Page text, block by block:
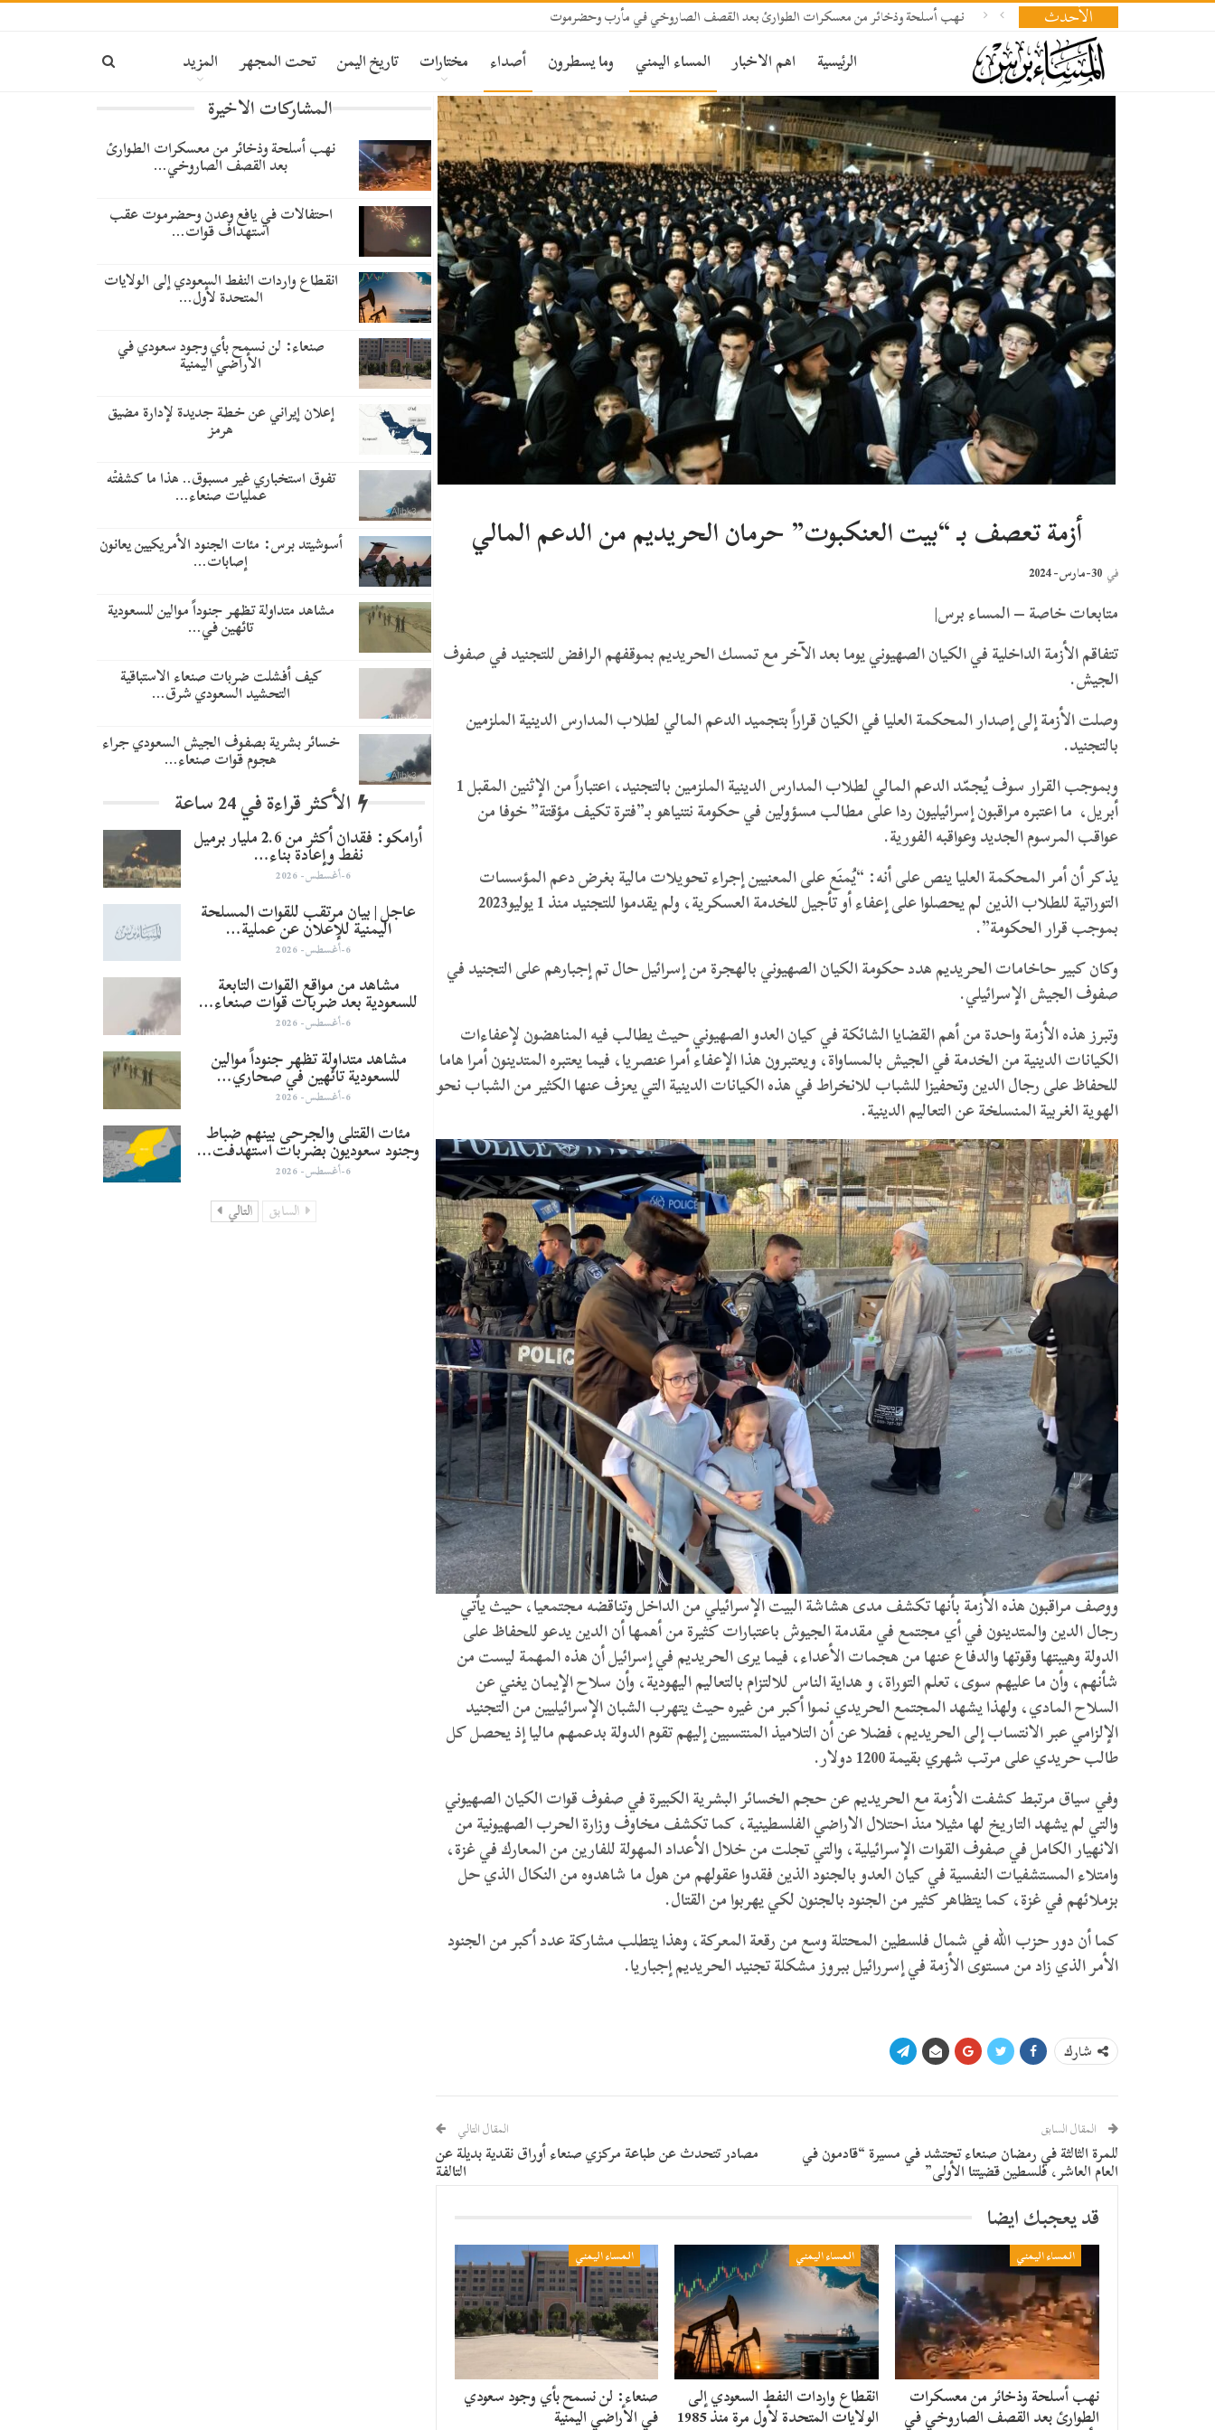
الأحدث نهب أسلحة وذخائر من معسكرات الطوارئ بعد القصف الصاروخي في مأرب وحضرموت
الرئيسية اهم الاخبار المساء اليمني وما يسطرون أصداء مختارات تاريخ اليمن تحت المجهر المزيد
أزمة تعصف بـ “بيت العنكبوت” حرمان الحريديم من الدعم المالي
في 30-مارس- 2024
متابعات خاصة – المساء برس|
تتفاقم الأزمة الداخلية في الكيان الصهيوني يوما بعد الآخر مع تمسك الحريديم بموقفهم الرافض للتجنيد في صفوف
الجيش.
وصلت الأزمة إلى إصدار المحكمة العليا في الكيان قراراً بتجميد الدعم المالي لطلاب المدارس الدينية الملزمين
بالتجنيد.
وبموجب القرار سوف يُجمّد الدعم المالي لطلاب المدارس الدينية الملزمين بالتجنيد، اعتباراً من الإثنين المقبل 1
أبريل، ما اعتبره مراقبون إسرائيليون ردا على مطالب مسؤولين في حكومة نتنياهو بـ”فترة تكيف مؤقتة” خوفا من
عواقب المرسوم الجديد وعواقبه الفورية.
يذكر أن أمر المحكمة العليا ينص على أنه: “يُمنَع على المعنيين إجراء تحويلات مالية بغرض دعم المؤسسات
التوراتية للطلاب الذين لم يحصلوا على إعفاء أو تأجيل للخدمة العسكرية، ولم يقدموا للتجنيد منذ 1 يوليو2023
بموجب قرار الحكومة”.
وكان كبير حاخامات الحريديم هدد حكومة الكيان الصهيوني بالهجرة من إسرائيل حال تم إجبارهم على التجنيد في
صفوف الجيش الإسرائيلي.
وتبرز هذه الأزمة واحدة من أهم القضايا الشائكة في كيان العدو الصهيوني حيث يطالب فيه المناهضون لإعفاءات
الكيانات الدينية من الخدمة في الجيش بالمساواة، ويعتبرون هذا الإعفاء أمرا عنصريا، فيما يعتبره المتدينون أمرا هاما
للحفاظ على رجال الدين وتحفيزا للشباب للانخراط في هذه الكيانات الدينية التي يعزف عنها الكثير من الشباب نحو
الهوية الغربية المنسلخة عن التعاليم الدينية.
ووصف مراقبون هذه الأزمة بأنها تكشف مدى هشاشة البيت الإسرائيلي من الداخل وتناقضه مجتمعيا، حيث يأتي
رجال الدين والمتدينون في أي مجتمع في مقدمة الجيوش باعتبارات كثيرة من أهمها أن الدين يدعو للحفاظ على
الدولة وهيبتها وقوتها والدفاع عنها من هجمات الأعداء، فيما يرى الحريديم في إسرائيل أن هذه المهمة ليست من
شأنهم، وأن ما عليهم سوى، تعلم التوراة، و هداية الناس للالتزام بالتعاليم اليهودية، وأن سلاح الإيمان يغني عن
السلاح المادي، ولهذا يشهد المجتمع الحريدي نموا أكبر من غيره حيث يتهرب الشبان الإسرائيليين من التجنيد
الإلزامي عبر الانتساب إلى الحريديم، فضلا عن أن التلاميذ المنتسبين إليهم تقوم الدولة بدعمهم ماليا إذ يحصل كل
طالب حريدي على مرتب شهري بقيمة 1200 دولار.
وفي سياق مرتبط كشفت الأزمة مع الحريديم عن حجم الخسائر البشرية الكبيرة في صفوف قوات الكيان الصهيوني
والتي لم يشهد التاريخ لها مثيلا منذ احتلال الاراضي الفلسطينية، كما تكشف مخاوف وزارة الحرب الصهيونية من
الانهيار الكامل في صفوف القوات الإسرائيلية، والتي تجلت من خلال الأعداد المهولة للفارين من المعارك في غزة،
وامتلاء المستشفيات النفسية في كيان العدو بالجنود الذين فقدوا عقولهم من هول ما شاهدوه من النكال الذي حل
بزملائهم في غزة، كما يتظاهر كثير من الجنود بالجنون لكي يهربوا من القتال.
كما أن دور حزب الله في شمال فلسطين المحتلة وسع من رقعة المعركة، وهذا يتطلب مشاركة عدد أكبر من الجنود
الأمر الذي زاد من مستوى الأزمة في إسررائيل ببروز مشكلة تجنيد الحريديم إجباريا.
شارك
المقال السابق
للمرة الثالثة في رمضان صنعاء تحتشد في مسيرة “قادمون في
العام العاشر، فلسطين قضيتنا الأولى”
المقال التالي
مصادر تتحدث عن طباعة مركزي صنعاء أوراق نقدية بديلة عن
التالفة
قد يعجبك ايضا
المساء اليمني
نهب أسلحة وذخائر من معسكرات
الطوارئ بعد القصف الصاروخي في
المساء اليمني
انقطاع واردات النفط السعودي إلى
الولايات المتحدة لأول مرة منذ 1985
المساء اليمني
صنعاء: لن نسمح بأي وجود سعودي
في الأراضي اليمنية
المشاركات الاخيرة
نهب أسلحة وذخائر من معسكرات الطوارئ
بعد القصف الصاروخي…
احتفالات في يافع وعدن وحضرموت عقب
استهداف قوات…
انقطاع واردات النفط السعودي إلى الولايات
المتحدة لأول…
صنعاء: لن نسمح بأي وجود سعودي في
الأراضي اليمنية
إعلان إيراني عن خطة جديدة لإدارة مضيق
هرمز
تفوق استخباري غير مسبوق.. هذا ما كشفتْه
عمليات صنعاء…
أسوشيتد برس: مئات الجنود الأمريكيين يعانون
إصابات…
مشاهد متداولة تظهر جنوداً موالين للسعودية
تائهين في…
​كيف أفشلت ضربات صنعاء الاستباقية
التحشيد السعودي شرق…
خسائر بشرية بصفوف الجيش السعودي جراء
هجوم قوات صنعاء…
الأكثر قراءة في 24 ساعة
أرامكو: فقدان أكثر من 2.6 مليار برميل
نفط وإعادة بناء…
6-أغسطس- 2026
عاجل | بيان مرتقب للقوات المسلحة
اليمنية للإعلان عن عملية…
6-أغسطس- 2026
مشاهد من مواقع القوات التابعة
للسعودية بعد ضربات قوات صنعاء…
6-أغسطس- 2026
مشاهد متداولة تظهر جنوداً موالين
للسعودية تائهين في صحاري…
6-أغسطس- 2026
مئات القتلى والجرحى بينهم ضباط
وجنود سعوديون بضربات استهدفت…
6-أغسطس- 2026
السابق التالي